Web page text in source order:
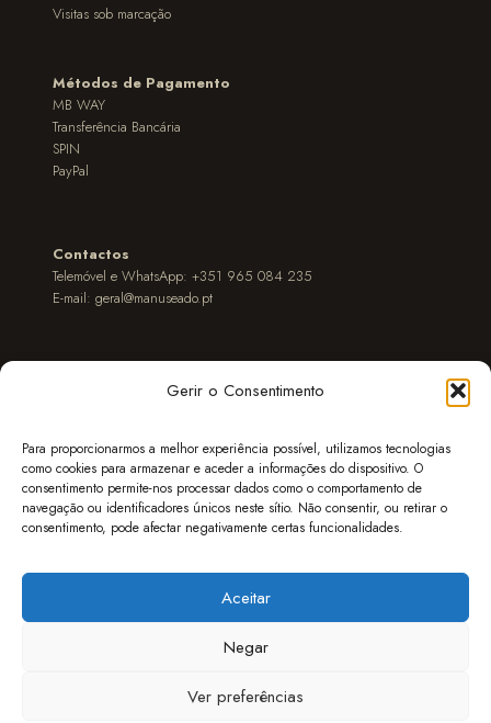
Gerir o Consentimento
Para proporcionarmos a melhor experiência possível, utilizamos tecnologias
como cookies para armazenar e aceder a informações do dispositivo. O
consentimento permite-nos processar dados como o comportamento de
navegação ou identificadores únicos neste sítio. Não consentir, ou retirar o
consentimento, pode afectar negativamente certas funcionalidades.
Aceitar
Negar
Ver preferências
Visitas sob marcação
Métodos de Pagamento
MB WAY
Transferência Bancária
SPIN
PayPal
Contactos
Telemóvel e WhatsApp: +351 965 084 235
E-mail: geral@manuseado.pt
POLÍTICA DE PRIVACIDADE
EXPEDIÇÃO
SEGUIR ENCOMENDAS
MÉTODOS DE PAGAMENTO
DÚVIDAS & PERGUNTAS (FAQ)
LIVRO DE RECLAMAÇÕES
Livros Novos, Usados, Raros, Esgotados & Etc.